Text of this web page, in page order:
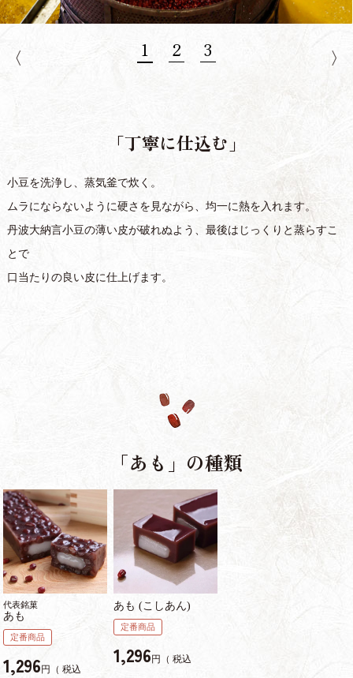
「丁寧に仕込む」
小豆を洗浄し、蒸気釜で炊く。
ムラにならないように硬さを見ながら、均一に熱を入れます。
丹波大納言小豆の薄い皮が破れぬよう、最後はじっくりと蒸らすこ
とで
口当たりの良い皮に仕上げます。
「あも」の種類
代表銘菓
あも
定番商品
1,296 税込
あも (こしあん)
定番商品
1,296 税込